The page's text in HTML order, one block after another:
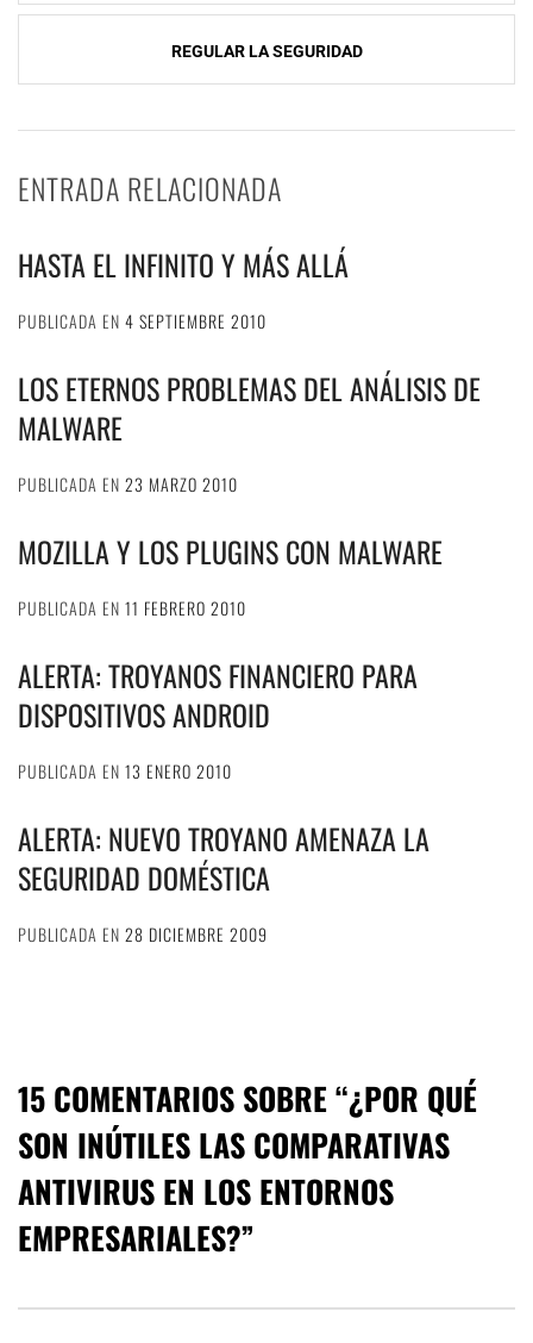
entradas
REGULAR LA SEGURIDAD
ENTRADA RELACIONADA
HASTA EL INFINITO Y MÁS ALLÁ
PUBLICADA EN 4 SEPTIEMBRE 2010
LOS ETERNOS PROBLEMAS DEL ANÁLISIS DE
MALWARE
PUBLICADA EN 23 MARZO 2010
MOZILLA Y LOS PLUGINS CON MALWARE
PUBLICADA EN 11 FEBRERO 2010
ALERTA: TROYANOS FINANCIERO PARA
DISPOSITIVOS ANDROID
PUBLICADA EN 13 ENERO 2010
ALERTA: NUEVO TROYANO AMENAZA LA
SEGURIDAD DOMÉSTICA
PUBLICADA EN 28 DICIEMBRE 2009
15 COMENTARIOS SOBRE “¿POR QUÉ
SON INÚTILES LAS COMPARATIVAS
ANTIVIRUS EN LOS ENTORNOS
EMPRESARIALES?”